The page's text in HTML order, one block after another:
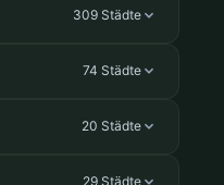
309 Städte
74 Städte
20 Städte
29 Städte